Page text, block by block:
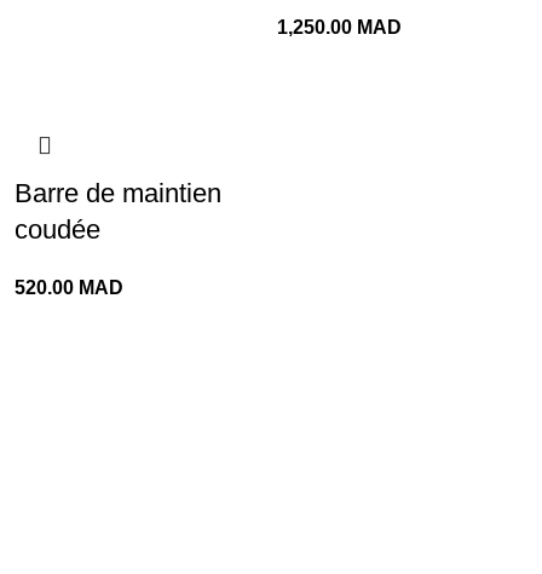
1,250.00 MAD
Barre de maintien
coudée
520.00 MAD